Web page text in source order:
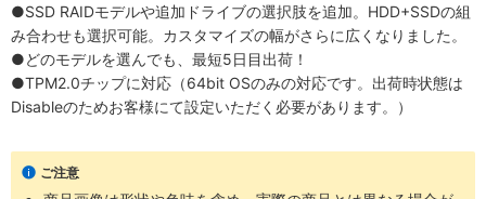
●SSD RAIDモデルや追加ドライブの選択肢を追加。HDD+SSDの組
み合わせも選択可能。カスタマイズの幅がさらに広くなりました。
●どのモデルを選んでも、最短5日目出荷！
●TPM2.0チップに対応（64bit OSのみの対応です。出荷時状態は
Disableのためお客様にて設定いただく必要があります。）
ご注意